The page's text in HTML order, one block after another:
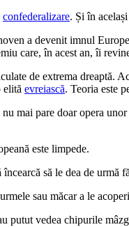
confederalizare. Și în
a devenit imnul
care, în acest an, îi
de extrema dreaptă.
elită evreiască. Teoria este
mai pare doar opera
este limpede.
să le dea de urmă
sau măcar a le
vedea chipurile